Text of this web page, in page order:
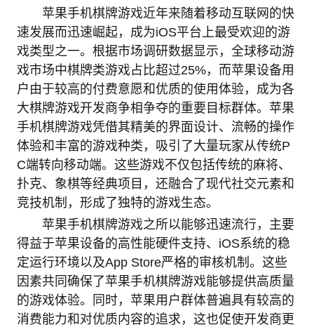
苹果手机棋牌游戏近年来随着移动互联网的快
速发展而迅速崛起，成为iOS平台上最受欢迎的游
戏类型之一。根据市场调研数据显示，全球移动游
戏市场中棋牌类游戏占比超过25%，而苹果设备用
户由于较高的付费意愿和优质的使用体验，成为各
大棋牌游戏开发商争相争夺的重要目标群体。苹果
手机棋牌游戏凭借其精美的界面设计、流畅的操作
体验和丰富的游戏种类，吸引了大量玩家从传统P
C端转向移动端。这些游戏不仅包括传统的麻将、
扑克、象棋等经典项目，还融合了现代社交元素和
竞技机制，形成了独特的游戏生态。
苹果手机棋牌游戏之所以能够迅速流行，主要
得益于苹果设备的高性能硬件支持、iOS系统的稳
定运行环境以及App Store严格的审核机制。这些
因素共同确保了苹果手机棋牌游戏能够提供高质量
的游戏体验。同时，苹果用户群体普遍具有较高的
消费能力和对优质内容的追求，这也促使开发商更